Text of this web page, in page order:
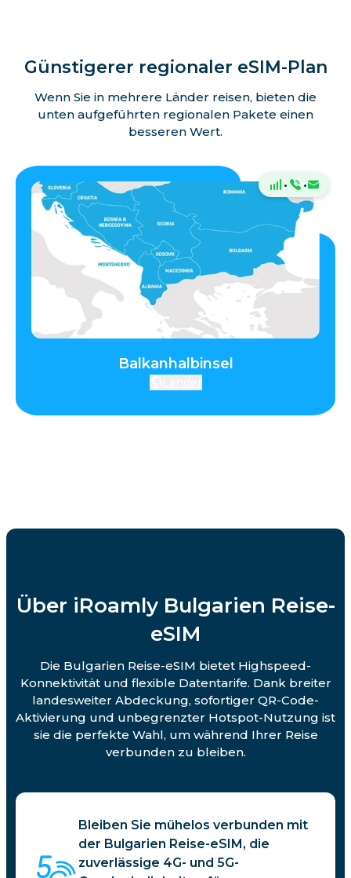
Günstigerer regionaler eSIM-Plan
Wenn Sie in mehrere Länder reisen, bieten die
unten aufgeführten regionalen Pakete einen
besseren Wert.
· ·
Balkanhalbinsel
Über iRoamly Bulgarien Reise-
eSIM
Die Bulgarien Reise-eSIM bietet Highspeed-
Konnektivität und flexible Datentarife. Dank breiter
landesweiter Abdeckung, sofortiger QR-Code-
Aktivierung und unbegrenzter Hotspot-Nutzung ist
sie die perfekte Wahl, um während Ihrer Reise
verbunden zu bleiben.
Bleiben Sie mühelos verbunden mit
der Bulgarien Reise-eSIM, die
zuverlässige 4G- und 5G-